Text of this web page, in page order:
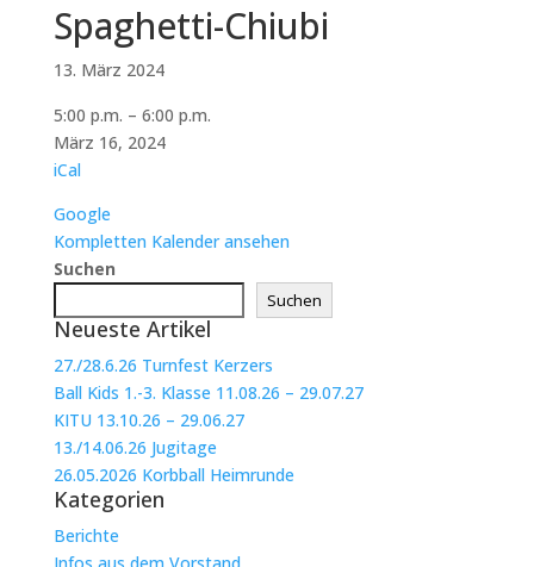
Spaghetti-Chiubi
13. März 2024
Spaghetti-
Chiubi
5:00 p.m. – 6:00 p.m.
März 16, 2024
iCal
Google
Kompletten Kalender ansehen
Suchen
Suchen
Neueste Artikel
27./28.6.26 Turnfest Kerzers
Ball Kids 1.-3. Klasse 11.08.26 – 29.07.27
KITU 13.10.26 – 29.06.27
13./14.06.26 Jugitage
26.05.2026 Korbball Heimrunde
Kategorien
Berichte